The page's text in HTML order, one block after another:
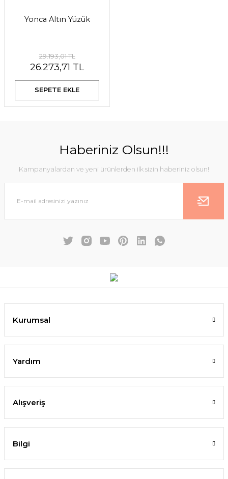
Yonca Altın Yüzük
29.193,01 TL
26.273,71 TL
SEPETE EKLE
Haberiniz Olsun!!!
Kampanyalardan ve yeni ürünlerden ilk sizin haberiniz olsun!
Kurumsal
Yardım
Alışveriş
Bilgi